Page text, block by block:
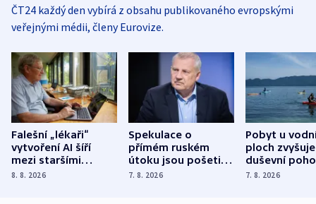
ČT24 každý den vybírá z obsahu publikovaného evropskými
veřejnými médii, členy Eurovize.
Falešní „lékaři“
vytvoření AI šíří
mezi staršími
Poláky nebezpečné
8. 8. 2026
Spekulace o
přímém ruském
útoku jsou pošetilé,
míní estonský
7. 8. 2026
Pobyt u
ploch zvyšuje
duševní
ukázala
7. 8. 2026